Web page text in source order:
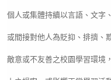
個人或集體持續以言語、文字
或間接對他人為貶抑、排擠、
敵意或不友善之校園學習環境